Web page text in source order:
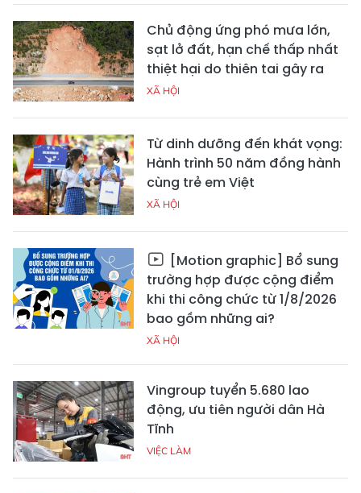
Chủ động ứng phó mưa lớn,
sạt lở đất, hạn chế thấp nhất
thiệt hại do thiên tai gây ra
XÃ HỘI
Từ dinh dưỡng đến khát vọng:
Hành trình 50 năm đồng hành
cùng trẻ em Việt
XÃ HỘI
[Motion graphic] Bổ sung
trường hợp được cộng điểm
khi thi công chức từ 1/8/2026
bao gồm những ai?
XÃ HỘI
Vingroup tuyển 5.680 lao
động, ưu tiên người dân Hà
Tĩnh
VIỆC LÀM